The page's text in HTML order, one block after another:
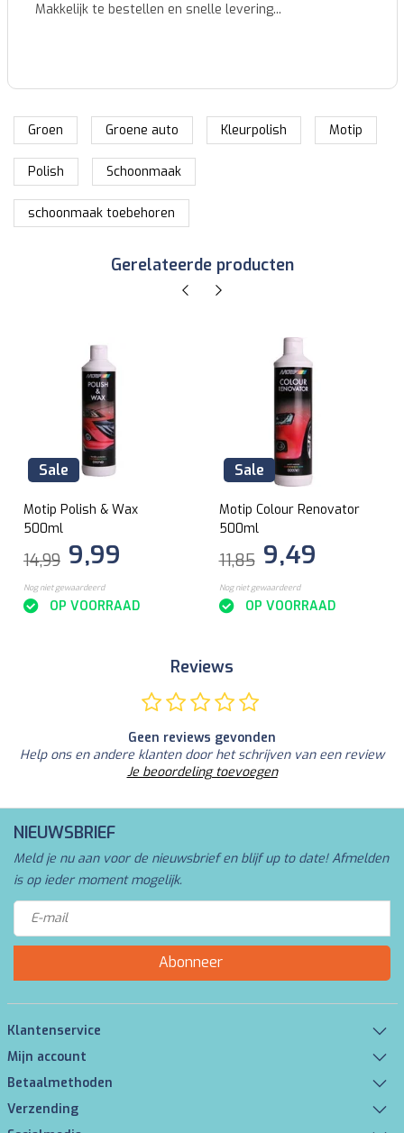
Makkelijk te bestellen en snelle levering...
Groen Groene auto Kleurpolish Motip
Polish Schoonmaak
schoonmaak toebehoren
Gerelateerde producten
Sale
Motip Polish & Wax
500ml
14,99 9,99
Nog niet gewaardeerd
OP VOORRAAD
Sale
Motip Colour Renovator
500ml
11,85 9,49
Nog niet gewaardeerd
OP VOORRAAD
Reviews
Geen reviews gevonden
Help ons en andere klanten door het schrijven van een review
Je beoordeling toevoegen
NIEUWSBRIEF
Meld je nu aan voor de nieuwsbrief en blijf up to date! Afmelden
is op ieder moment mogelijk.
Abonneer
Klantenservice
Mijn account
Betaalmethoden
Verzending